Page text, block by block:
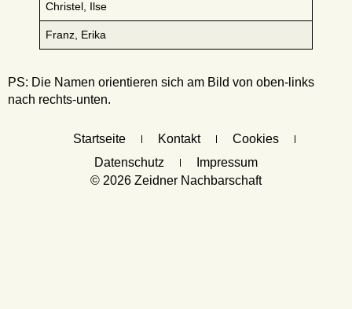
Christel, Ilse
Franz, Erika
PS: Die Namen orientieren sich am Bild von oben-links
nach rechts-unten.
Startseite Kontakt
Cookies
Datenschutz
Impressum
© 2026 Zeidner Nachbarschaft